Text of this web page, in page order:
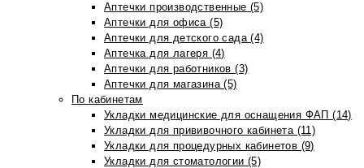
Аптечки производственные (5)
Аптечки для офиса (5)
Аптечки для детского сада (4)
Аптечка для лагеря (4)
Аптечки для работников (3)
Аптечки для магазина (5)
По кабинетам
Укладки медицинские для оснащения ФАП (14)
Укладки для прививочного кабинета (11)
Укладки для процедурных кабинетов (9)
Укладки для стоматологии (5)